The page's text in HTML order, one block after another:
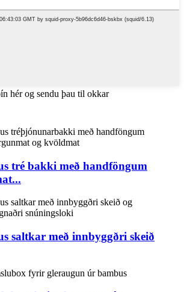
hér og sendu þau til okkar
tré bakki með handföngum
saltkar með innbyggðri skeið